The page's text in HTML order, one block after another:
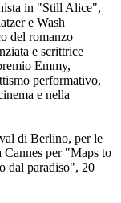
in "Still Alice",
e Wash
del romanzo
e scrittrice
Emmy,
performativo,
e nella
di Berlino, per le
per "Maps to
dal paradiso", 20